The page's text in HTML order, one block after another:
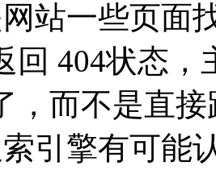
站一些页面
回 404状态
，而不是直
引擎有可能